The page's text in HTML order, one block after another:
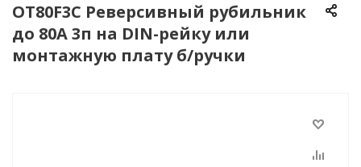
OT80F3C Реверсивный рубильник
до 80А 3п на DIN-рейку или
монтажную плату б/ручки